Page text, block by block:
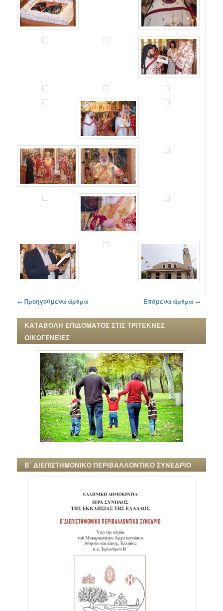
Πλοήγηση στα άρθρα
← Προηγούμενα άρθρα Επόμενα άρθρα →
ΚΑΤΑΒΟΛΗ ΕΠΙΔΟΜΑΤΟΣ ΣΤΙΣ ΤΡΙΤΕΚΝΕΣ
ΟΙΚΟΓΕΝΕΙΕΣ
Β΄ ΔΙΕΠΙΣΤΗΜΟΝΙΚΟ ΠΕΡΙΒΑΛΛΟΝΤΙΚΟ ΣΥΝΕΔΡΙΟ